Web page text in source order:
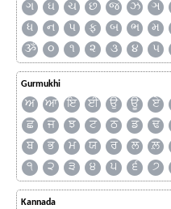
ગ
ઘ ચ છ જ ઝ ઞ
ધ
ન પ ફ બ ભ મ
ૐ
૦ ૧ ૨ ૩ ૪ ૫
Gurmukhi
ਅ ਆ ਇ ਈ ਉ ਊ ਏ
ਛ
ਜ ਝ ਟ ਠ ਡ ਢ
ਬ
ਭ ਮ ਯ ਰ ਲ ਲ਼
੧
੨ ੩ ੪ ੫ ੬ ੭
Kannada